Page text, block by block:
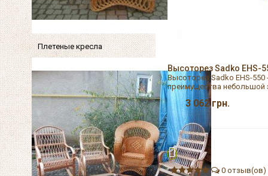
Плетеные кресла
Высоторез Sadko
Высоторез Sadko EHS-
преимущества небольшой
3 062грн.
0 отзыв(ов)